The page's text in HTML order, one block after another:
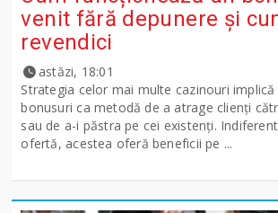
venit fără depunere și
revendici
astăzi, 18:01
Strategia celor mai multe cazinouri
bonusuri ca metodă de a atrage clienți
sau de a-i păstra pe cei existenți.
ofertă, acestea oferă beneficii pe ...